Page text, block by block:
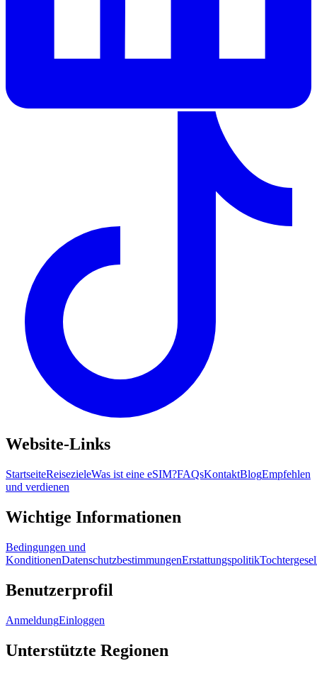
Website-Links
StartseiteReisezieleWas ist eine eSIM?FAQsKontaktBlogEmpfehlen
und verdienen
Wichtige Informationen
Bedingungen und
KonditionenDatenschutzbestimmungenErstattungspolitik
Benutzerprofil
AnmeldungEinloggen
Unterstützte Regionen